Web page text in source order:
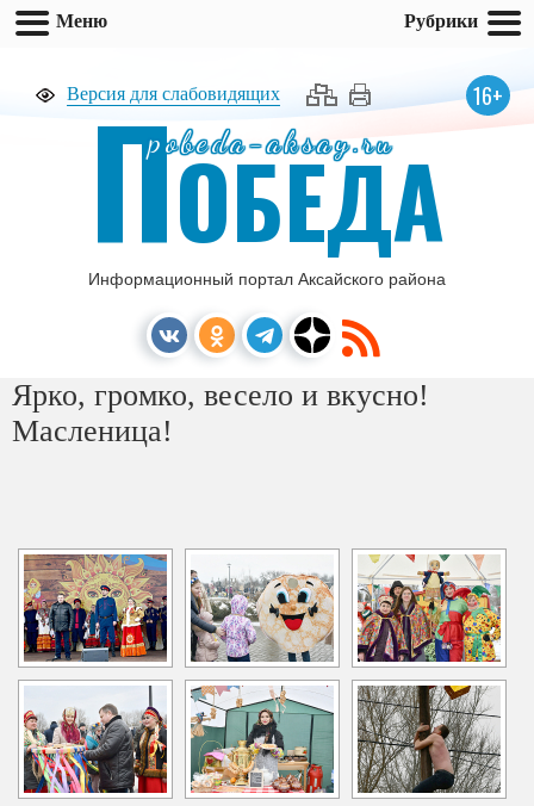
Версия для слабовидящих 16+
pobeda-aksay.ru
ПОБЕДА
Информационный портал Аксайского района
Ярко, громко, весело и вкусно!
Масленица!
Меню Рубрики